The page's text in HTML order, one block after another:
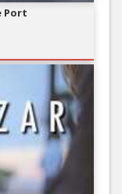
Port